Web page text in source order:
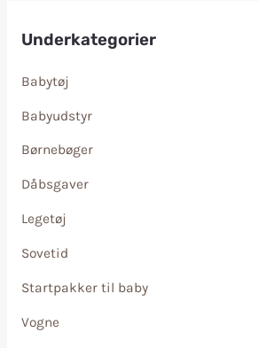
Underkategorier
Babytøj
Babyudstyr
Børnebøger
Dåbsgaver
Legetøj
Sovetid
Startpakker til baby
Vogne